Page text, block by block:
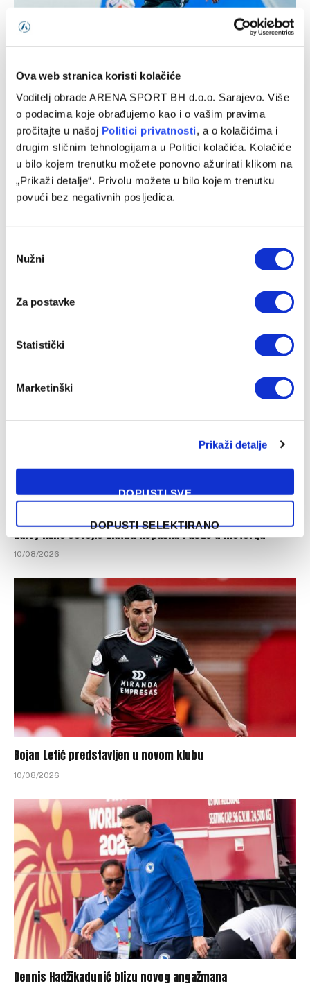
Ova web stranica koristi kolačiće
Voditelj obrade ARENA SPORT BH d.o.o. Sarajevo. Više
o podacima koje obrađujemo kao i o vašim pravima
pročitajte u našoj Politici privatnosti, a o kolačićima i
drugim sličnim tehnologijama u Politici kolačića. Kolačiće
u bilo kojem trenutku možete ponovno ažurirati klikom na
„Prikaži detalje“. Privolu možete u bilo kojem trenutku
povući bez negativnih posljedica.
Selection
Nužni
Za postavke
Statistički
Marketinški
Prikaži detalje
DOPUSTI SVE
DOPUSTI SELEKTIRANO
Napoli želi dovesti napadača Real Madrida
10/08/2026
Liverpool doveo veliko pojačanje iz Barcelone: Araujo
stigao na Anfield
Harry Kane osvojio Zlatnu kopačku i ušao u historiju
10/08/2026
Bojan Letić predstavljen u novom klubu
10/08/2026
Dennis Hadžikadunić blizu novog angažmana